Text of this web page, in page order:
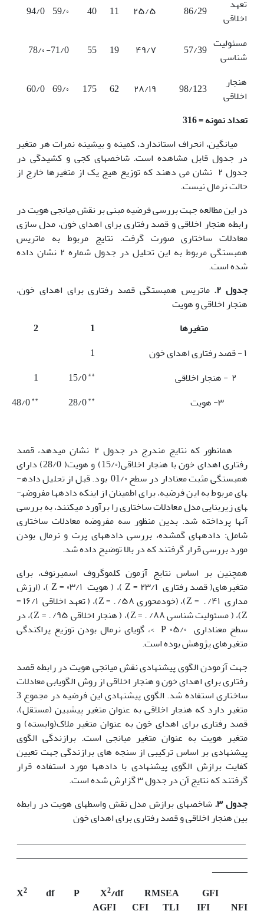
تعهد
اخلاقی
86/29 ۲۵/۵ 11
40 59/۰ 94/0
مسئولیت
شناسی
57/39 ۴۹/۷ 19
55
71/0- 78/۰
هنجار
اخلاقی
98/123 ۲۸/۱۹ 62
175 69/۰ 60/0
تعداد نمونه = 316
میانگین، انحراف استاندارد، کمینه و بیشینه نمرات هر متغیر
در جدول قابل مشاهده است. شاخص­های کجی و کشیدگی در
جدول ۲ نشان می دهند که توزیع هیچ یک از متغیرها خارج از
حالت نرمال نیست.
در این مطالعه جهت بررسی فرضیه مبنی بر نقش میانجی هویت در
رابطه هنجار اخلاقی و قصد رفتاری برای اهدای خون، مدل سازی
معادلات ساختاری صورت گرفت. نتایج مربوط به ماتریس
همبستگی مربوط به این تحلیل در جدول شماره ۲ نشان داده
شده است.
جدول ۲.
ماتریس همبستگی قصد رفتاری برای اهدای خون،
هنجار اخلاقی و هویت
متغیرها
1
2
۱ - قصد رفتاری اهدای خون
1
**
15/0
1
**
28/0
**
48/0
همانطور که نتایج مندرج در جدول ۲ نشان می­دهد، قصد
رفتاری اهدای خون با هنجار اخلاقی(15/۰) و هویت( 28/0) دارای
همبستگی مثبت معنادار در سطح 01/۰ بود. قبل از تحلیل داده­
های مربوط به این فرضیه، برای اطمینان از اینکه داده­ها مفروضه­
های زیربنایی مدل معادلات ساختاری را برآورد می­کنند، به بررسی
آنها پرداخته شد. بدین منظور سه مفروضه معادلات ساختاری
شامل: داده­های گمشده، بررسی داده­های پرت و نرمال بودن
مورد بررسی قرار گرفتند که در بالا توضیح داده شد.
همچنین بر اساس نتایج آزمون کلموگروف اسمیرنوف، برای
متغیرهای( قصد رفتاری ۲۳/۱ = Z )، ( هویت ۰۳/۱ = Z )، (ارزش
مداری ۴۱/ . = Z)، (خودمحوری ۵۸/ . = Z)، ( تعهد اخلاقی ۱۶/۱ =
Z)، ( مسئولیت شناسی ۸۸/ . = Z)، ( هنجار اخلاقی ۹۵/ . = Z)، در
سطح معناداری ۰۵/۰ P >، گویای نرمال بودن توزیع پراکندگی
متغیرهای پژوهش بوده است.
جهت آزمودن الگوی پیشنهادی نقش میانجی هویت در رابطه قصد
رفتاری برای اهدای خون و هنجار اخلاقی از روش الگویابی معادلات
ساختاری استفاده شد. الگوی پیشنهادی این فرضیه در مجموع 3
متغیر دارد که هنجار اخلاقی به عنوان متغیر پیش­بین (مستقل)،
قصد رفتاری برای اهدای خون به عنوان متغیر ملاک(وابسته) و
متغیر هویت به عنوان متغیر میانجی است. برازندگی الگوی
پیشنهادی بر اساس ترکیبی از سنجه ­های برازندگی جهت تعیین
کفایت برازش الگوی پیشنهادی با داده­ها مورد استفاده قرار
گرفتند که نتایج آن در جدول ۳ گزارش شده است.
جدول ۳.
شاخص­های برازش مدل نقش واسطه­ای هویت در رابطه
بین هنجار اخلاقی و قصد رفتاری برای اهدای خون
ـــــــــــــــــــــــــــــــــــــــــــــــــــــــــــــــــــــــــــــــــــــــــــــــــ
ــــــــــــــــــــــــــــــــــــــــــــــــــــــــــــــــــــــــــــــــــــــــــــــــــ
ـــــــــــــــ
X2 df P X2/df RMSEA
GFI
AGFI
CFI TLI IFI
NFI